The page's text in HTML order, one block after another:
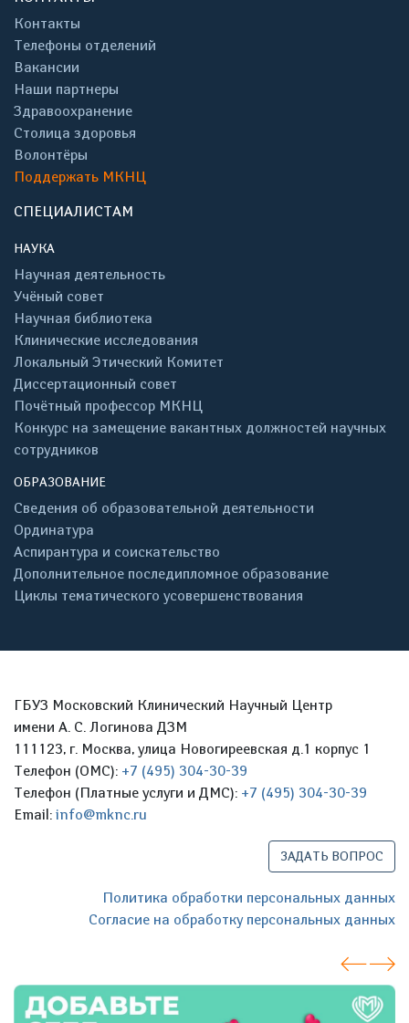
Контакты
Телефоны отделений
Вакансии
Наши партнеры
Здравоохранение
Столица здоровья
Волонтёры
Поддержать МКНЦ
СПЕЦИАЛИСТАМ
НАУКА
Научная деятельность
Учёный совет
Научная библиотека
Клинические исследования
Локальный Этический Комитет
Диссертационный совет
Почётный профессор МКНЦ
Конкурс на замещение вакантных должностей научных
сотрудников
ОБРАЗОВАНИЕ
Сведения об образовательной деятельности
Ординатура
Аспирантура и соискательство
Дополнительное последипломное образование
Циклы тематического усовершенствования
ГБУЗ Московский Клинический Научный Центр
имени А. С. Логинова ДЗМ
111123, г. Москва, улица Новогиреевская д.1 корпус 1
Телефон (ОМС): +7 (495) 304-30-39
Телефон (Платные услуги и ДМС): +7 (495) 304-30-39
Email: info@mknc.ru
ЗАДАТЬ ВОПРОС
Политика обработки персональных данных
Согласие на обработку персональных данных